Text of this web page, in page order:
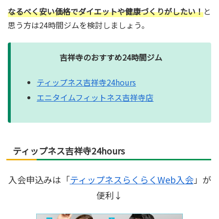
なるべく安い価格でダイエットや健康づくりがしたい！と
思う方は24時間ジムを検討しましょう。
吉祥寺のおすすめ24時間ジム
ティップネス吉祥寺24hours
エニタイムフィットネス吉祥寺店
ティップネス吉祥寺24hours
入会申込みは「ティップネスらくらくWeb入会」が
便利↓